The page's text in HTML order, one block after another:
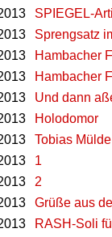
SPIEGEL-
Sprengsatz
Hambacher
Hambacher
Und dann
Holodomor
Tobias
1
2
Grüße aus
RASH-Soli